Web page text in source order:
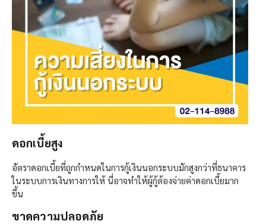
ดอกเบี้ยสูง
อัตราดอกเบี้ยที่ถูกกำหนดในการกู้เงินนอกระบบมักสูงกว่าที่ธนาคาร
ในระบบการเงินทางการให้ นี่อาจทำให้ผู้กู้ต้องจ่ายค่าดอกเบี้ยมาก
ขึ้น
ขาดความปลอดภัย